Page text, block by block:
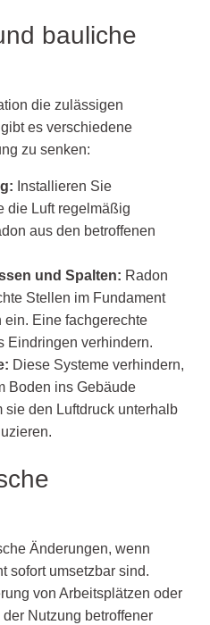
bauliche
die zulässigen
es verschiedene
zu senken:
Installieren Sie
die Luft regelmäßig
aus den betroffenen
und Spalten: Radon
Stellen im Fundament
Eine fachgerechte
Eindringen verhindern.
Diese Systeme verhindern,
Boden ins Gebäude
sie den Luftdruck unterhalb
Änderungen, wenn
sofort umsetzbar sind.
von Arbeitsplätzen oder
Nutzung betroffener